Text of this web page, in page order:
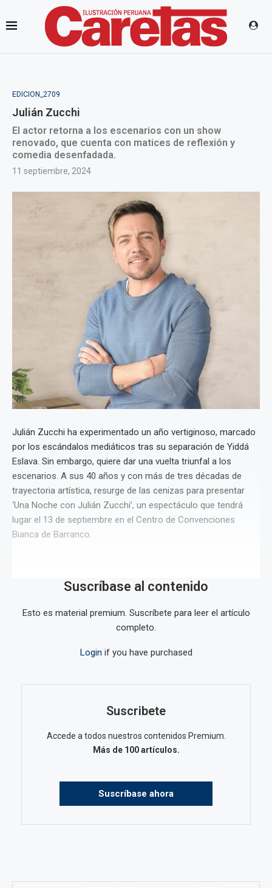
EDICION_2709
Julián Zucchi
El actor retorna a los escenarios con un show
renovado, que cuenta con matices de reflexión y
comedia desenfadada.
11 septiembre, 2024
Julián Zucchi ha experimentado un año vertiginoso, marcado
por los escándalos mediáticos tras su separación de Yiddá
Eslava. Sin embargo, quiere dar una vuelta triunfal a los
escenarios. A sus 40 años y con más de tres décadas de
trayectoria artística, resurge de las cenizas para presentar
‘Una Noche con Julián Zucchi’, un espectáculo que tendrá
lugar el 13 de septiembre en el Centro de Convenciones
Bianca de Barranco.
Suscríbase al contenido
Esto es material premium. Suscríbete para leer el artículo
completo.
Login if you have purchased
Suscribete
Accede a todos nuestros contenidos Premium.
Más de 100 artículos.
Suscríbase ahora